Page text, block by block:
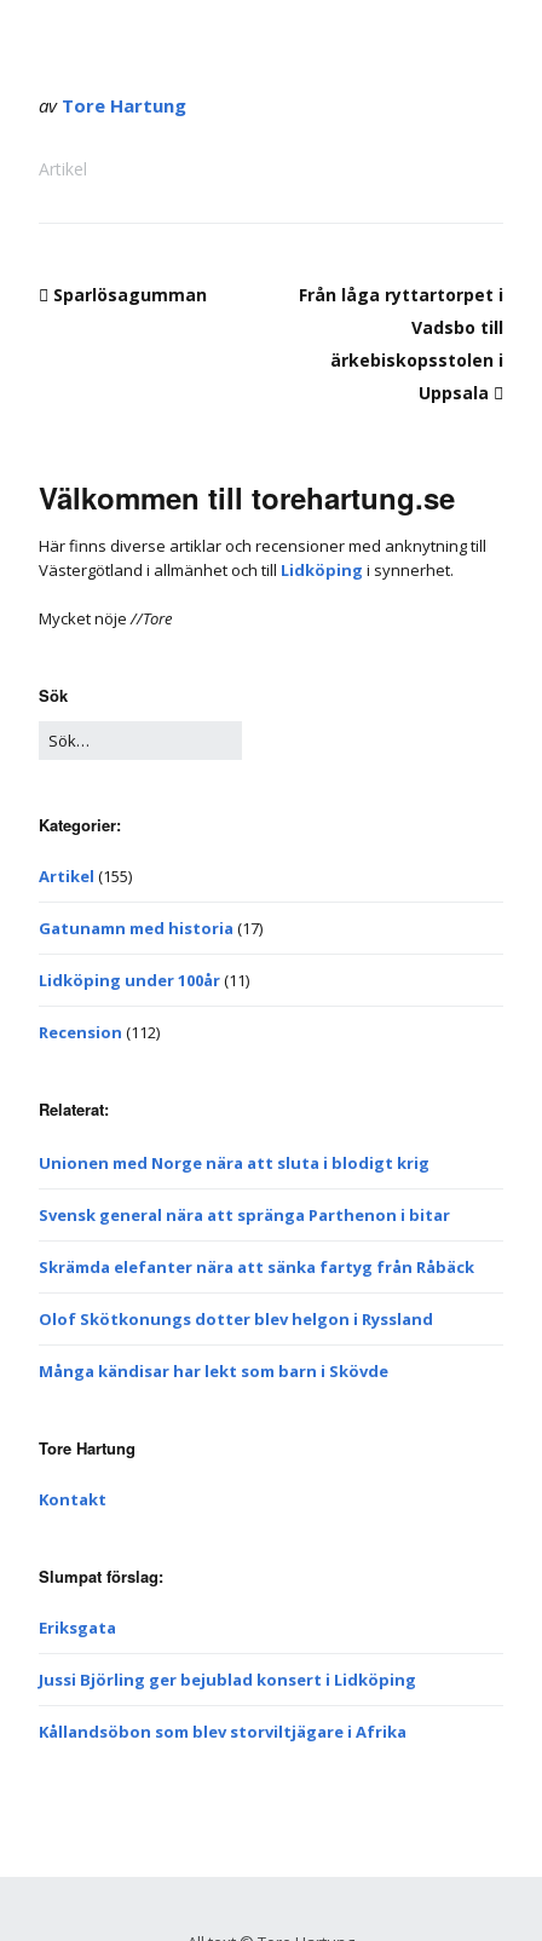
av Tore Hartung
Artikel
Sparlösagumman
Från låga ryttartorpet i
Vadsbo till
ärkebiskopsstolen i
Uppsala
Välkommen till torehartung.se
Här finns diverse artiklar och recensioner med anknytning till
Västergötland i allmänhet och till Lidköping i synnerhet.
Mycket nöje//Tore
Sök
Kategorier:
Artikel (155)
Gatunamn med historia (17)
Lidköping under 100år(11)
Recension (112)
Relaterat:
Unionen med Norge nära att sluta i blodigt krig
Svensk general nära att spränga Parthenon i bitar
Skrämda elefanter nära att sänka fartyg från Råbäck
Olof Skötkonungs dotter blev helgon i Ryssland
Många kändisar har lekt som barn i Skövde
Tore Hartung
Kontakt
Slumpat förslag:
Eriksgata
Jussi Björling ger bejublad konsert i Lidköping
Kållandsöbon som blev storviltjägare i Afrika